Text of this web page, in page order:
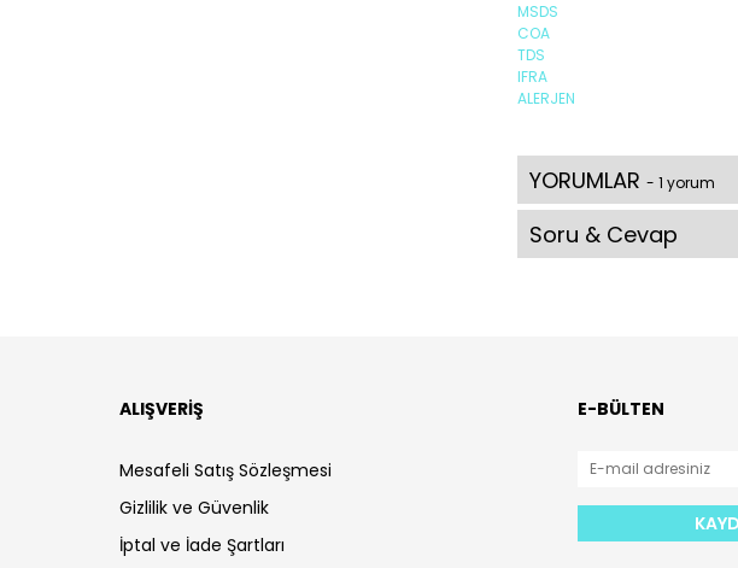
MSDS
COA
TDS
IFRA
ALERJEN
YORUMLAR - 1 yorum
Soru & Cevap
ALIŞVERİŞ
Mesafeli Satış Sözleşmesi
Gizlilik ve Güvenlik
İptal ve İade Şartları
E-BÜLTEN